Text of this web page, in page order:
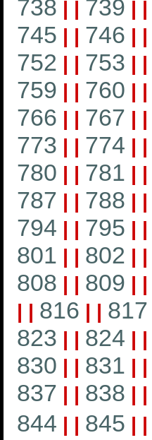
738 | | 739 | |
745 | | 746 | |
752 | | 753 | |
759 | | 760 | |
766 | | 767 | |
773 | | 774 | |
780 | | 781 | |
787 | | 788 | |
794 | | 795 | |
801 | | 802 | |
808 | | 809 | |
| | 816 | | 817
823 | | 824 | |
830 | | 831 | |
837 | | 838 | |
844 | | 845 | |